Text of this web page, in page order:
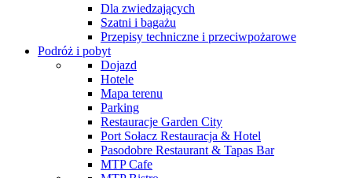
Dla zwiedzających
Szatni i bagażu
Przepisy techniczne i przeciwpożarowe
Podróż i pobyt
Dojazd
Hotele
Mapa terenu
Parking
Restauracje Garden City
Port Sołacz Restauracja & Hotel
Pasodobre Restaurant & Tapas Bar
MTP Cafe